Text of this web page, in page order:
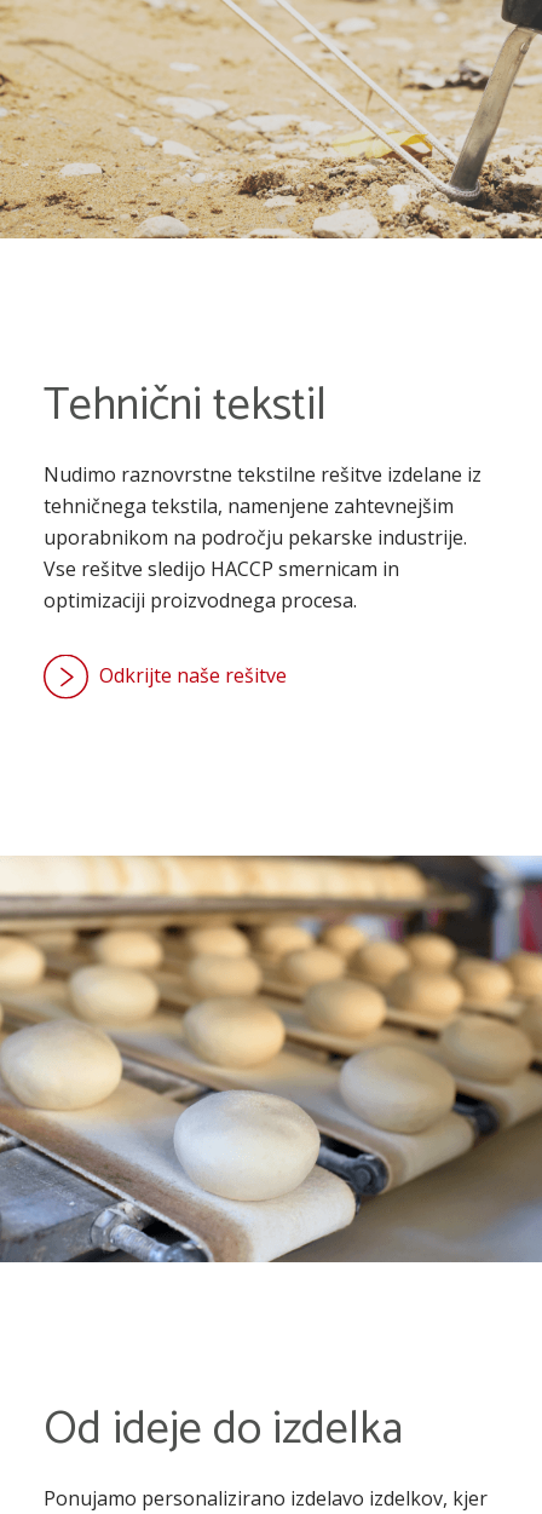
Tehnični tekstil
Nudimo raznovrstne tekstilne rešitve izdelane iz
tehničnega tekstila, namenjene zahtevnejšim
uporabnikom na področju pekarske industrije.
Vse rešitve sledijo HACCP smernicam in
optimizaciji proizvodnega procesa.
Odkrijte naše rešitve
Od ideje do izdelka
Ponujamo personalizirano izdelavo izdelkov, kjer